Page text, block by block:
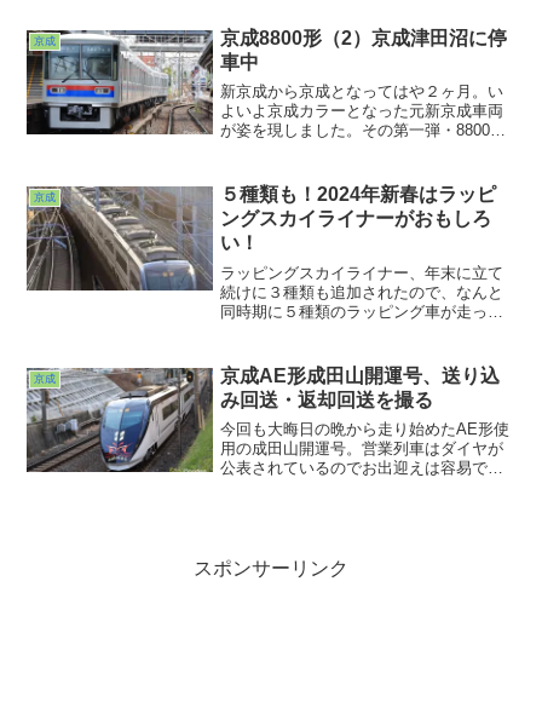
ぁ・・・？と思いながらのぞくことが多
いのですが、普段は最大勢力の3000形し
かいないことが多いんですよね
ぇ・・・。
京成
京成8800形（2）京成津田沼に停
車中
新京成から京成となってはや２ヶ月。い
よいよ京成カラーとなった元新京成車両
が姿を現しました。その第一弾・8800
なりました。3400形チックな8800形の出
来上がり。さかのぼれば旧3000系列にも
通じるものがあるかも。
京成
５種類も！2024年新春はラッピ
ングスカイライナーがおもしろ
い！
ラッピングスカイライナー、年末に立て
続けに３種類も追加されたので、なんと
同時期に５種類のラッピング車が走って
たのですが・・京成、屋台骨のスカイラ
イナーに気合入れて2024年は攻めてます
ねぇ。今年もどんな話題を提供していた
だけるのか、楽しみですね
京成
京成AE形成田山開運号、送り込
み回送・返却回送を撮る
今回も大晦日の晩から走り始めたAE形使
用の成田山開運号。営業列車はダイヤが
公表されているのでお出迎えは容易です
わったかな？
スポンサーリンク